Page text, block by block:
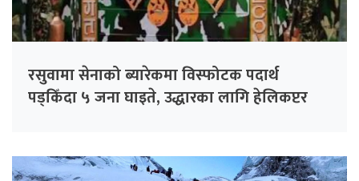
रसुवामा सेनाको ब्यारेकमा विस्फोटक पदार्थ
पड्किँदा ५ जना घाइते, उद्धारका लागि हेलिकप्टर